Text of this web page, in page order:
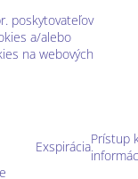
poskytovateľov
a/alebo
na webových
ExspiráciaPrístup